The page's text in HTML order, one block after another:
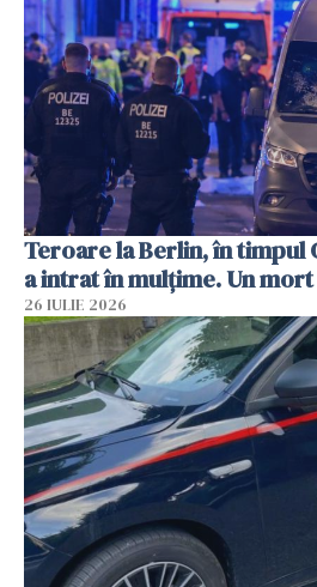
Teroare la Berlin, în timpul
a intrat în mulțime. Un mort
26 IULIE 2026